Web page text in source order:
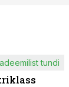
tundi